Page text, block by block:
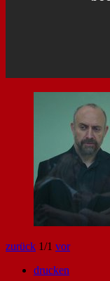
zurück 1/1 vor
drucken